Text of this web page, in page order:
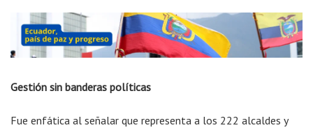
Gestión sin banderas políticas
Fue enfática al señalar que representa a los 222 alcaldes y